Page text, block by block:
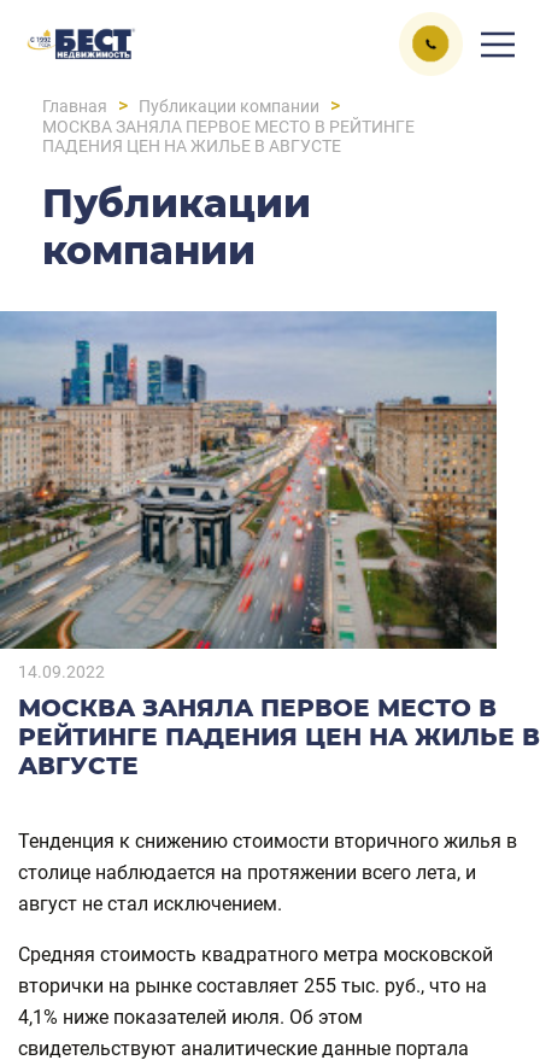
Главная > Публикации компании >
МОСКВА ЗАНЯЛА ПЕРВОЕ МЕСТО В РЕЙТИНГЕ
ПАДЕНИЯ ЦЕН НА ЖИЛЬЕ В АВГУСТЕ
Публикации
компании
14.09.2022
МОСКВА ЗАНЯЛА ПЕРВОЕ МЕСТО В
РЕЙТИНГЕ ПАДЕНИЯ ЦЕН НА ЖИЛЬЕ В
АВГУСТЕ
Тенденция к снижению стоимости вторичного жилья в
столице наблюдается на протяжении всего лета, и
август не стал исключением.
Средняя стоимость квадратного метра московской
вторички на рынке составляет 255 тыс. руб., что на
4,1% ниже показателей июля. Об этом
свидетельствуют аналитические данные портала